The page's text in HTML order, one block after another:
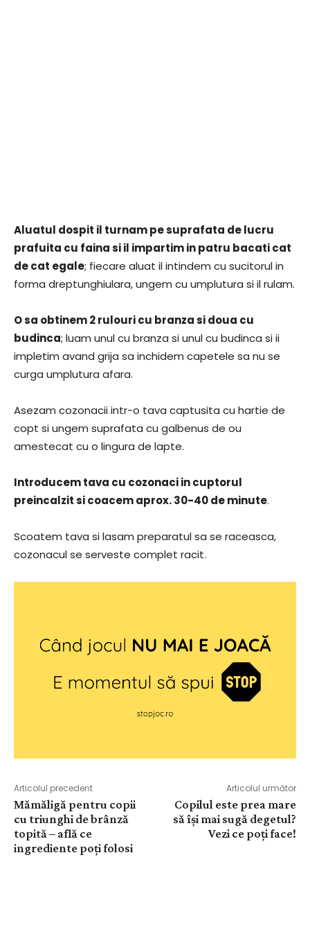
Aluatul dospit il turnam pe suprafata de lucru
prafuita cu faina si il impartim in patru bacati cat
de cat egale; fiecare aluat il intindem cu sucitorul in
forma dreptunghiulara, ungem cu umplutura si il rulam.
O sa obtinem 2 rulouri cu branza si doua cu
budinca; luam unul cu branza si unul cu budinca si ii
impletim avand grija sa inchidem capetele sa nu se
curga umplutura afara.
Asezam cozonacii intr-o tava captusita cu hartie de
copt si ungem suprafata cu galbenus de ou
amestecat cu o lingura de lapte.
Introducem tava cu cozonaci in cuptorul
preincalzit si coacem aprox. 30-40 de minute.
Scoatem tava si lasam preparatul sa se raceasca,
cozonacul se serveste complet racit.
Articolul precedent
Mămăligă pentru copii
cu triunghi de brânză
topită – află ce
ingrediente poți folosi
Articolul următor
Copilul este prea mare
să își mai sugă degetul?
Vezi ce poți face!